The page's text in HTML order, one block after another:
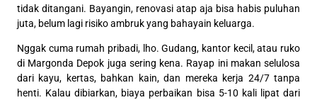
tidak ditangani. Bayangin, renovasi atap aja bisa habis puluhan
juta, belum lagi risiko ambruk yang bahayain keluarga.
Nggak cuma rumah pribadi, lho. Gudang, kantor kecil, atau ruko
di Margonda Depok juga sering kena. Rayap ini makan selulosa
dari kayu, kertas, bahkan kain, dan mereka kerja 24/7 tanpa
henti. Kalau dibiarkan, biaya perbaikan bisa 5-10 kali lipat dari